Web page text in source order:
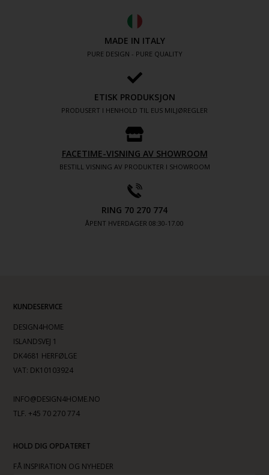
MADE IN ITALY
PURE DESIGN - PURE QUALITY
ETISK PRODUKSJON
PRODUSERT I HENHOLD TIL EUS MILJØREGLER
FACETIME-VISNING AV SHOWROOM
BESTILL VISNING AV PRODUKTER I SHOWROOM
RING 70 270 774
ÅPENT HVERDAGER 08:30-17.00
KUNDESERVICE
DESIGN4HOME
ISLANDSVEJ 1
DK4681 HERFØLGE
VAT: DK10103924
INFO@DESIGN4HOME.NO
TLF. +45 70 270 774
HOLD DIG OPDATERET
FÅ INSPIRATION OG NYHEDER